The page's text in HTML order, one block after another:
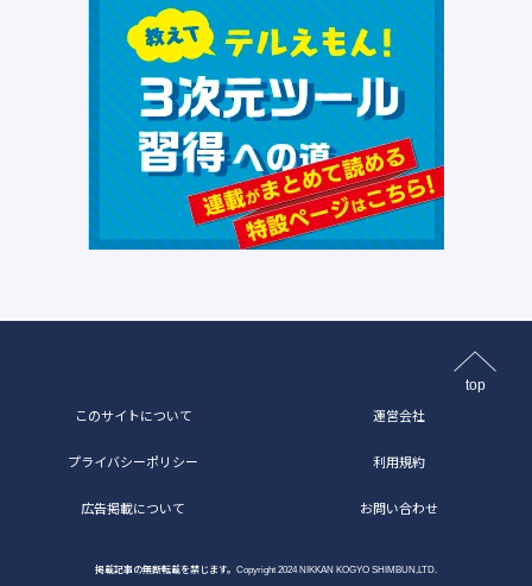
top
このサイトについて 運営会社
プライバシーポリシー 利用規約
広告掲載について お問い合わせ
掲載記事の無断転載を禁じます。Copyright 2024 NIKKAN KOGYO SHIMBUN,LTD.